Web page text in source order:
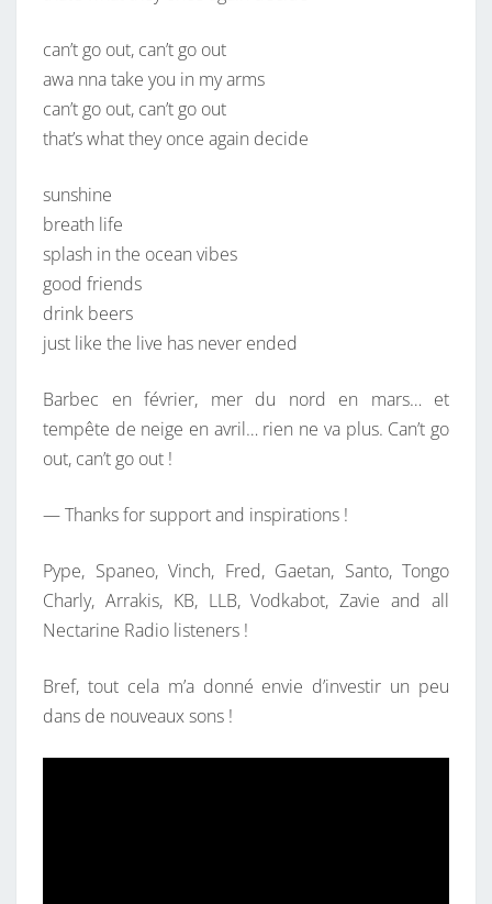
can’t go out, can’t go out
awa nna take you in my arms
can’t go out, can’t go out
that’s what they once again decide
sunshine
breath life
splash in the ocean vibes
good friends
drink beers
just like the live has never ended
Barbec en février, mer du nord en mars… et
tempête de neige en avril… rien ne va plus. Can’t go
out, can’t go out !
— Thanks for support and inspirations !
Pype, Spaneo, Vinch, Fred, Gaetan, Santo, Tongo
Charly, Arrakis, KB, LLB, Vodkabot, Zavie and all
Nectarine Radio listeners !
Bref, tout cela m’a donné envie d’investir un peu
dans de nouveaux sons !